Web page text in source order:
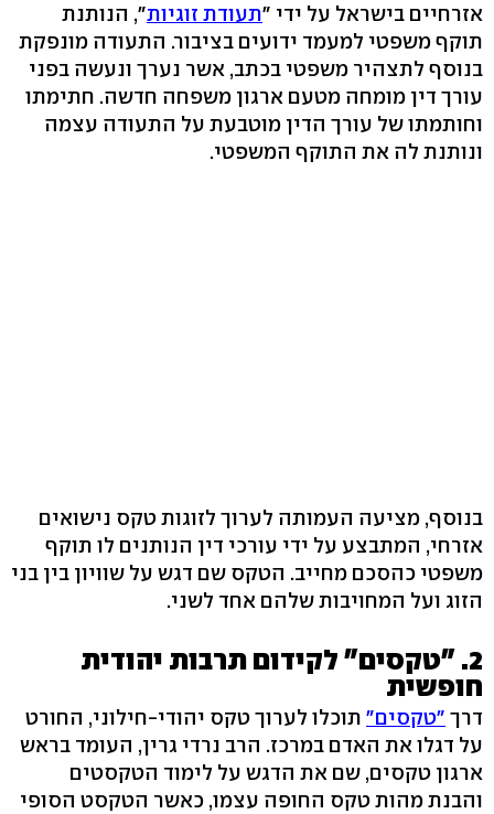
אזרחיים בישראל על ידי "תעודת זוגיות", הנותנת
תוקף משפטי למעמד ידועים בציבור. התעודה מונפקת
בנוסף לתצהיר משפטי בכתב, אשר נערך ונעשה בפני
עורך דין מומחה מטעם ארגון משפחה חדשה. חתימתו
וחותמתו של עורך הדין מוטבעת על התעודה עצמה
ונותנת לה את התוקף המשפטי.
בנוסף, מציעה העמותה לערוך לזוגות טקס נישואים
אזרחי, המתבצע על ידי עורכי דין הנותנים לו תוקף
משפטי כהסכם מחייב. הטקס שם דגש על שוויון בין בני
הזוג ועל המחויבות שלהם אחד לשני.
2. "טקסים" לקידום תרבות יהודית
חופשית
דרך "טקסים" תוכלו לערוך טקס יהודי-חילוני, החורט
על דגלו את האדם במרכז. הרב נרדי גרין, העומד בראש
ארגון טקסים, שם את הדגש על לימוד הטקסטים
והבנת מהות טקס החופה עצמו, כאשר הטקסט הסופי